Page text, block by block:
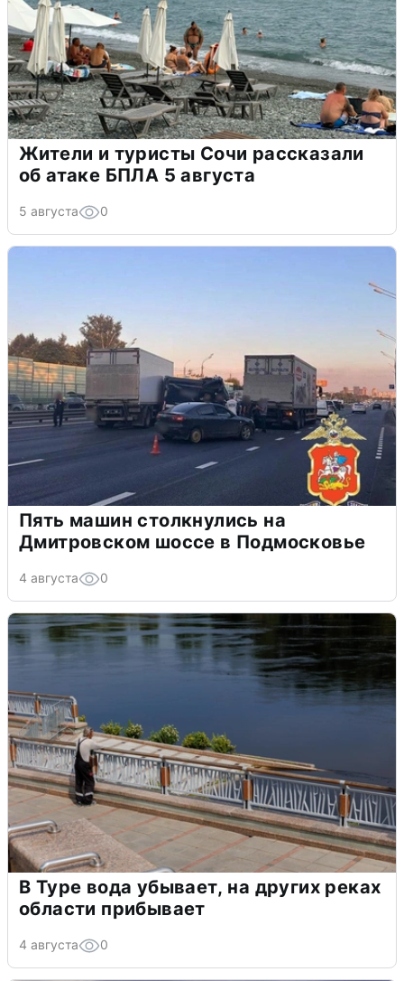
Жители и туристы Сочи рассказали
об атаке БПЛА 5 августа
5 августа 0
Пять машин столкнулись на
Дмитровском шоссе в Подмосковье
4 августа 0
В Туре вода убывает, на других реках
области прибывает
4 августа 0